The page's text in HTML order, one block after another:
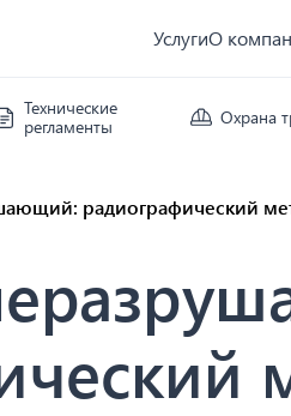
УслугиО
Технические
регламенты
Охрана
радиографический